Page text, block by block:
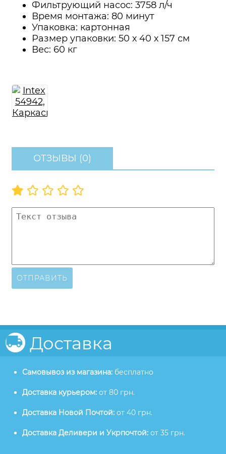
Фильтрующий насос: 3758 л/ч
Время монтажа: 80 минут
Упаковка: картонная
Размер упаковки: 50 х 40 х 157 см
Вес: 60 кг
ОТЗЫВЫ (0)
ОТПРАВИТЬ
Доставка
Самовывоз из магазина: бесплатно
Доставка курьером: от 80 грн.
Доставка Новой Почтой: от 40 грн.
Доставка Деливери и Укрпочтой: от 35 грн.